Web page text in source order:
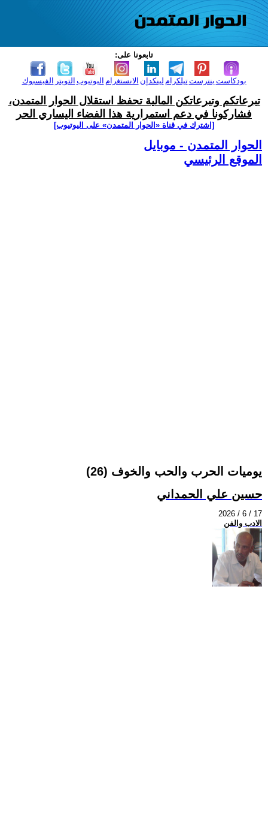
تابعونا على:
الفيسبوك التويتر اليوتيوب الانستغرام لينكدإن تيلكرامبنترست بودكاست
تبرعاتكم وتبرعاتكن المالية تحفظ استقلال الحوار المتمدن،
فشاركونا في دعم استمرارية هذا الفضاء اليساري الحر
[اشترك في قناة ‫«الحوار المتمدن» على اليوتيوب]
الحوار المتمدن - موبايل
الموقع الرئيسي
يوميات الحرب والحب والخوف (26)
حسين علي الحمداني
2026 / 6 / 17
الادب والفن